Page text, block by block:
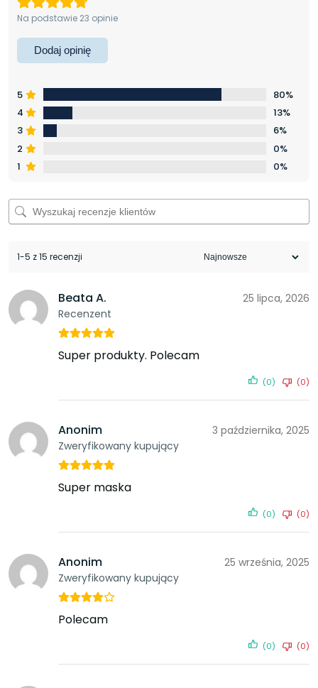
Na podstawie 23 opinie
Dodaj opinię
5
80%
4
13%
3
6%
2
0%
1
0%
1-5 z 15 recenzji
Beata A.
Recenzent
25 lipca, 2026
Super produkty. Polecam
(0) (0)
Anonim
Zweryfikowany kupujący
3 października, 2025
Super maska
(0) (0)
Anonim
Zweryfikowany kupujący
25 września, 2025
Polecam
(0) (0)